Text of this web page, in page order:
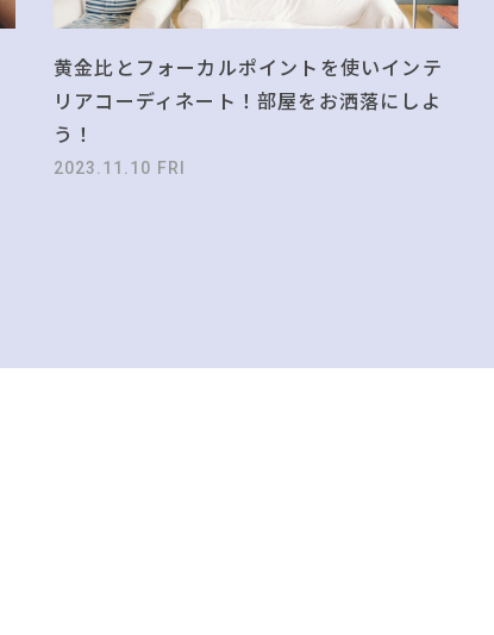
黄金比とフォーカルポイントを使いインテ
リアコーディネート！部屋をお洒落にしよ
う！
2023.11.10 FRI